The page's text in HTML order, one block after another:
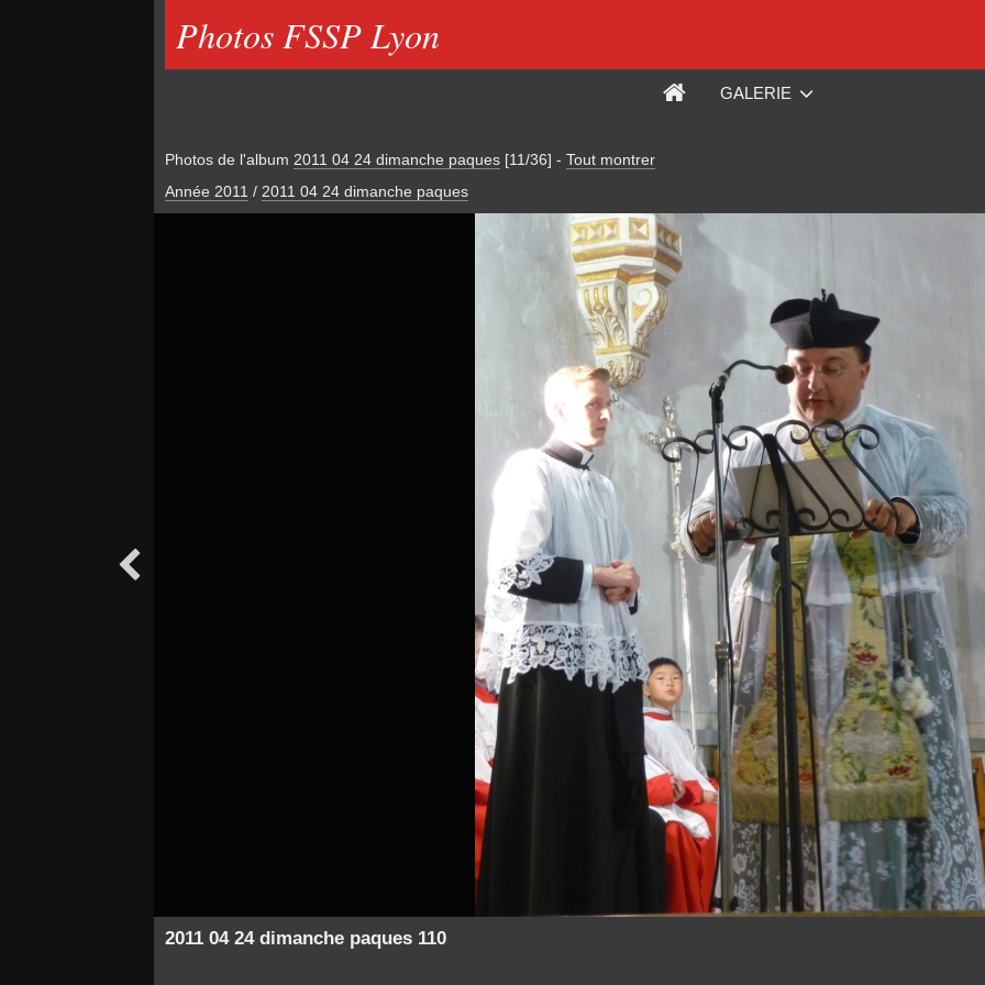
Photos FSSP Lyon
GALERIE
Photos de l'album 2011 04 24 dimanche paques [11/36] - Tout montrer
Année 2011 / 2011 04 24 dimanche paques

2011 04 24 dimanche paques 110